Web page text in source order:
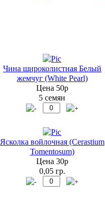
Чина широколистная Белый
жемчуг (White Pearl)
Цена 50р
5 семян
Ясколка войлочная (Cerastium
Tomentosum)
Цена 30р
0,05 гр.